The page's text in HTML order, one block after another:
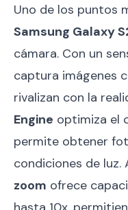
Uno de los puntos
Samsung Galaxy
cámara. Con un
captura imágenes
rivalizan con la
Engine optimiza el
permite obtener
condiciones de luz.
zoom ofrece